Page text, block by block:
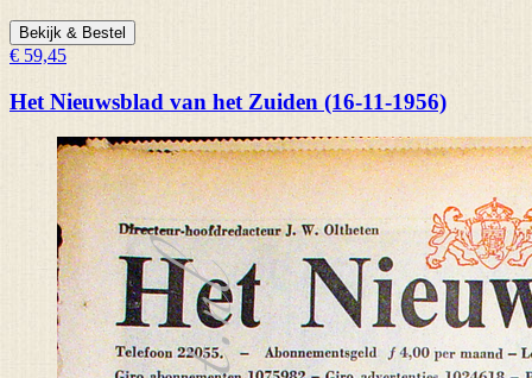
Bekijk & Bestel
€ 59,45
Het Nieuwsblad van het Zuiden (16-11-1956)